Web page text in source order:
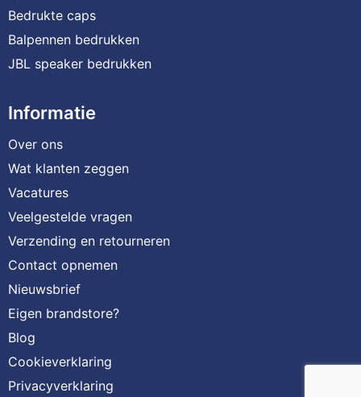
Bedrukte caps
Balpennen bedrukken
JBL speaker bedrukken
Informatie
Over ons
Wat klanten zeggen
Vacatures
Veelgestelde vragen
Verzending en retourneren
Contact opnemen
Nieuwsbrief
Eigen brandstore?
Blog
Cookieverklaring
Privacyverklaring